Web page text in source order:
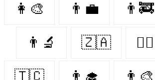
👩‍🎨 👨‍💼 👨‍🚒
👨‍🔬 🇿🇦 👨‍⚕️
🇹🇨 👨‍🎓 👨‍🎨